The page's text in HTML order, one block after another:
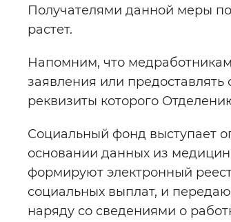
Изображения:
Звуковой ассистент:
Вернуть
Получателями данной меры
растет.
Напомним, что
заявления или
реквизиты которого
Социальный фонд выступает
основании данных из
формируют электронный
социальных выплат, и
наряду со сведениями о